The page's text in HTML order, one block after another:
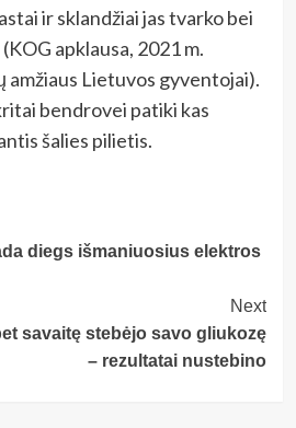
ir sklandžiai jas tvarko bei
apklausa, 2021 m.
amžiaus Lietuvos gyventojai).
bendrovei patiki kas
šalies pilietis.
diegs išmaniuosius elektros
Next
savaitę stebėjo savo gliukozę
– rezultatai nustebino